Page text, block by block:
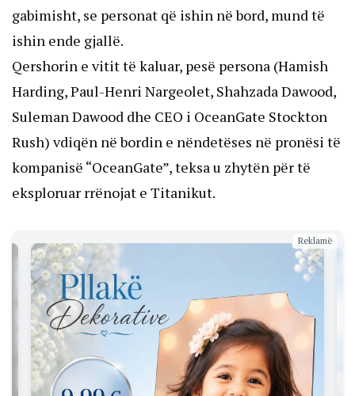
gabimisht, se personat që ishin në bord, mund të
ishin ende gjallë.
Qershorin e vitit të kaluar, pesë persona (Hamish
Harding, Paul-Henri Nargeolet, Shahzada Dawood,
Suleman Dawood dhe CEO i OceanGate Stockton
Rush) vdiqën në bordin e nëndetëses në pronësi të
kompanisë “OceanGate”, teksa u zhytën për të
eksploruar rrënojat e Titanikut.
Reklamë